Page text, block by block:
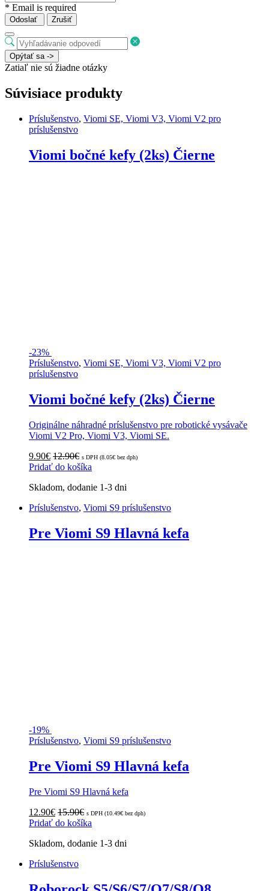
* Email is required
Odoslať Zrušiť
Opýtať sa ->
Zatiaľ nie sú žiadne otázky
Súvisiace produkty
Príslušenstvo, Viomi SE, Viomi V3, Viomi V2 pro
príslušenstvo
Viomi bočné kefy (2ks) Čierne
-23%
Príslušenstvo, Viomi SE, Viomi V3, Viomi V2 pro
príslušenstvo
Viomi bočné kefy (2ks) Čierne
Originálne náhradné príslušenstvo pre robotické vysávače
Viomi V2 Pro, Viomi V3, Viomi SE.
9.90€ 12.90€ s DPH (8.05€ bez dph)
Pridať do košíka
Skladom, dodanie 1-3 dni
Príslušenstvo, Viomi S9 príslušenstvo
Pre Viomi S9 Hlavná kefa
-19%
Príslušenstvo, Viomi S9 príslušenstvo
Pre Viomi S9 Hlavná kefa
Pre Viomi S9 Hlavná kefa
12.90€ 15.90€ s DPH (10.49€ bez dph)
Pridať do košíka
Skladom, dodanie 1-3 dni
Príslušenstvo